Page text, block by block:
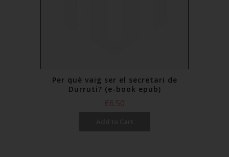
Per què vaig ser el secretari de
Durruti? (e-book epub)
€6.50